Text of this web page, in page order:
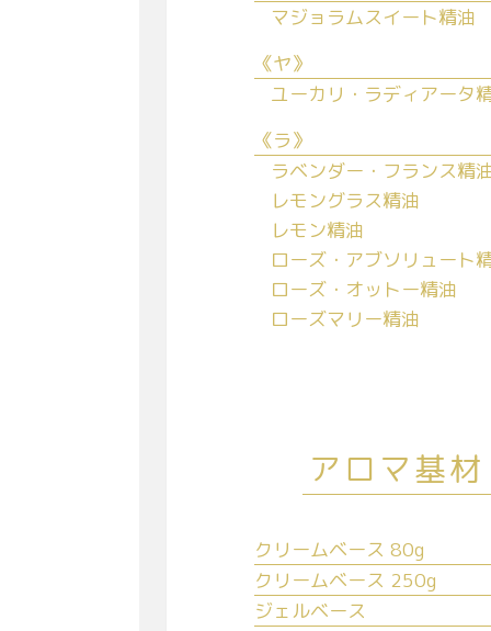
マジョラムスイート精油
《ヤ》
ユーカリ・ラディアータ
《ラ》
ラベンダー・フランス精
レモングラス精油
レモン精油
ローズ・アブソリュート
ローズ・オットー精油
ローズマリー精油
アロマ基材
クリームベース 80g
クリームベース 250g
ジェルベース